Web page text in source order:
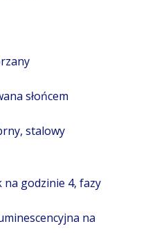
słońcem
stalowy
godzinie 4, fazy
na